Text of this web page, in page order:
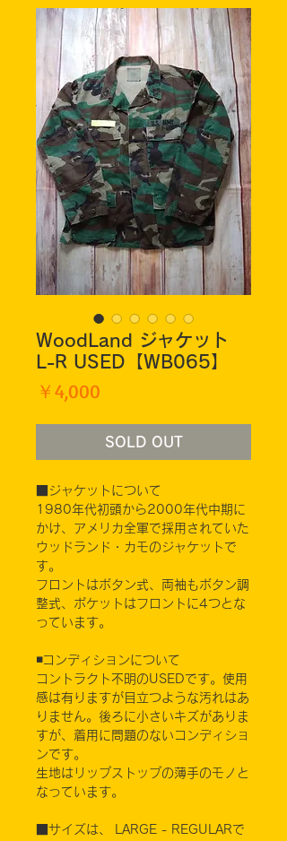
WoodLand ジャケット
L-R USED【WB065】
￥4,000
SOLD OUT
■ジャケットについて
1980年代初頭から2000年代中期に
かけ、アメリカ全軍で採用されていた
ウッドランド・カモのジャケットで
す。
フロントはボタン式、両袖もボタン調
整式、ポケットはフロントに4つとな
っています。
◾️コンディションについて
コントラクト不明のUSEDです。使用
感は有りますが目立つような汚れはあ
りません。後ろに小さいキズがありま
すが、着用に問題のないコンディショ
ンです。
生地はリップストップの薄手のモノと
なっています。
■サイズは、 LARGE - REGULARで